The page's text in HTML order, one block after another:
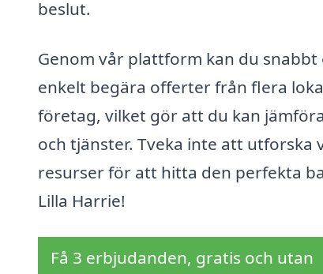
beslut.
Genom vår plattform kan du snabbt
enkelt begära offerter från flera
företag, vilket gör att du kan
och tjänster. Tveka inte att utforska
resurser för att hitta den perfekta
Lilla Harrie!
Få 3 erbjudanden, gratis och utan